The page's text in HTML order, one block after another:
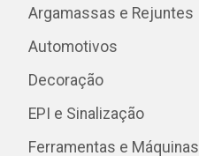
Argamassas e Rejuntes
Automotivos
Decoração
EPI e Sinalização
Ferramentas e Máquinas